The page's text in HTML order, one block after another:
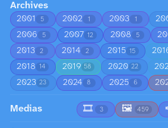
Archives
2001 5 2002 1 2003 1
2006 5 2007 12 2008 5
2013 2 2014 2 2015 15
2018 14 2019 58 2020 22
2023 23 2024 8 2025 6
Medias 🎞️ 3 🖼️ 459